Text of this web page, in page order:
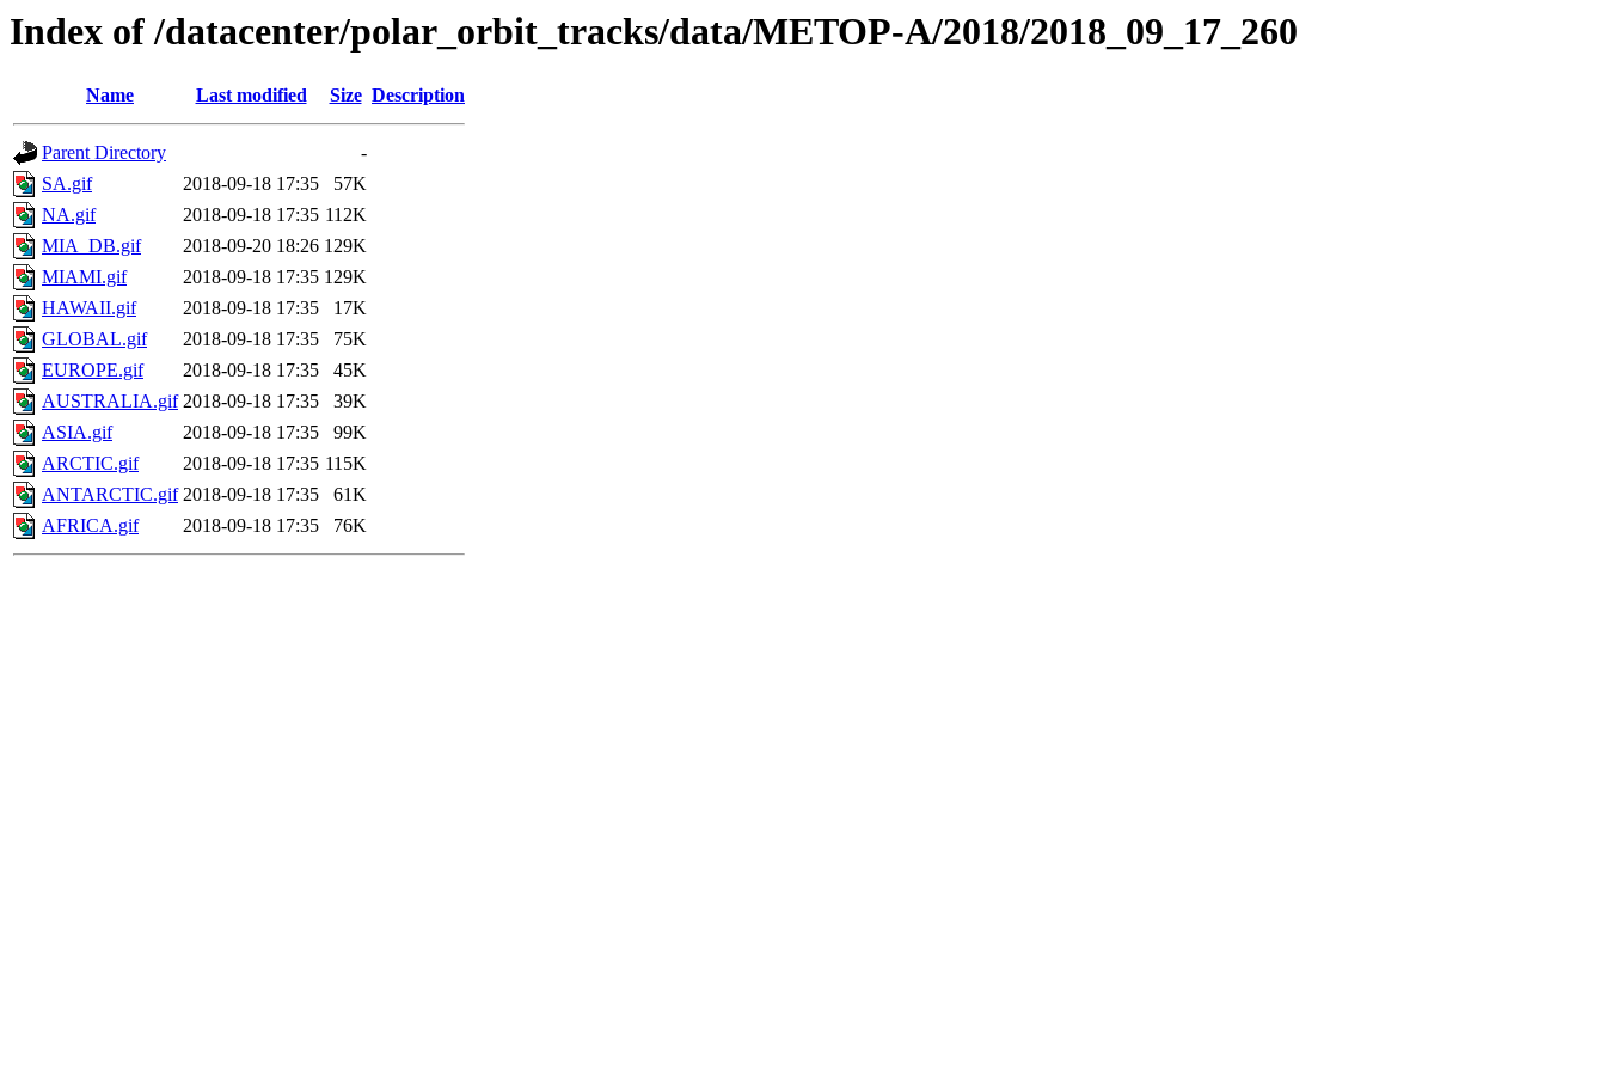
Index of /datacenter/polar_orbit_tracks/data/METOP-A/2018/2018_09_17_260
Name Last modified Size Description
Parent Directory
-
SA.gif
2018-09-18 17:35
57K
NA.gif
2018-09-18 17:35 112K
MIA_DB.gif
2018-09-20 18:26 129K
MIAMI.gif
2018-09-18 17:35 129K
HAWAII.gif
2018-09-18 17:35
17K
GLOBAL.gif
2018-09-18 17:35
75K
EUROPE.gif
2018-09-18 17:35
45K
AUSTRALIA.gif 2018-09-18 17:35
39K
ASIA.gif
2018-09-18 17:35
99K
ARCTIC.gif
2018-09-18 17:35 115K
ANTARCTIC.gif 2018-09-18 17:35
61K
AFRICA.gif
2018-09-18 17:35 76K